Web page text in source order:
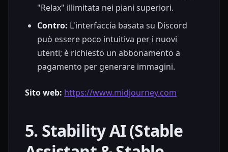
"Relax" illimitata nei piani superiori.
Contro: L'interfaccia basata su Discord
può essere poco intuitiva per i nuovi
utenti; è richiesto un abbonamento a
pagamento per generare immagini.
Sito web: https://www.midjourney.com
5. Stability AI (Stable